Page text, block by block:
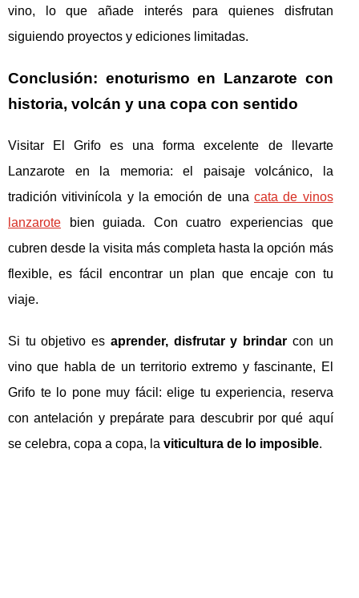
vino, lo que añade interés para quienes disfrutan
siguiendo proyectos y ediciones limitadas.
Conclusión: enoturismo en Lanzarote con
historia, volcán y una copa con sentido
Visitar El Grifo es una forma excelente de llevarte
Lanzarote en la memoria: el paisaje volcánico, la
tradición vitivinícola y la emoción de unacata de vinos
lanzarote bien guiada. Con cuatro experiencias que
cubren desde la visita más completa hasta la opción más
flexible, es fácil encontrar un plan que encaje con tu
viaje.
Si tu objetivo es aprender, disfrutar y brindar con un
vino que habla de un territorio extremo y fascinante, El
Grifo te lo pone muy fácil: elige tu experiencia, reserva
con antelación y prepárate para descubrir por qué aquí
se celebra, copa a copa, la viticultura de lo imposible.